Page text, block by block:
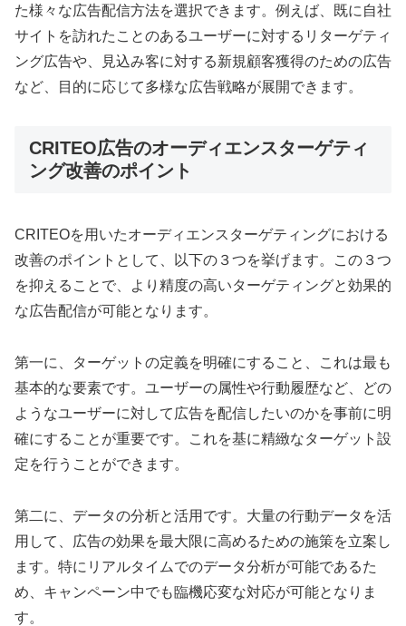
た様々な広告配信方法を選択できます。例えば、既に自社
サイトを訪れたことのあるユーザーに対するリターゲティ
ング広告や、見込み客に対する新規顧客獲得のための広告
など、目的に応じて多様な広告戦略が展開できます。
CRITEO広告のオーディエンスターゲティ
ング改善のポイント
CRITEOを用いたオーディエンスターゲティングにおける
改善のポイントとして、以下の３つを挙げます。この３つ
を抑えることで、より精度の高いターゲティングと効果的
な広告配信が可能となります。
第一に、ターゲットの定義を明確にすること、これは最も
基本的な要素です。ユーザーの属性や行動履歴など、どの
ようなユーザーに対して広告を配信したいのかを事前に明
確にすることが重要です。これを基に精緻なターゲット設
定を行うことができます。
第二に、データの分析と活用です。大量の行動データを活
用して、広告の効果を最大限に高めるための施策を立案し
ます。特にリアルタイムでのデータ分析が可能であるた
め、キャンペーン中でも臨機応変な対応が可能となりま
す。